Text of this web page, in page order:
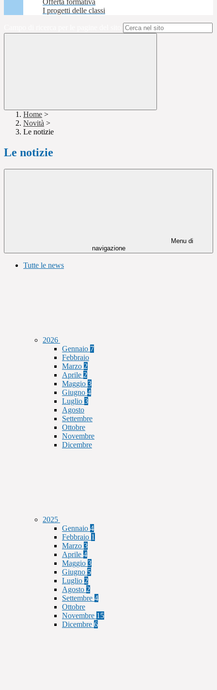
Offerta formativa
I progetti delle classi
Home >
Novità >
Le notizie
Le notizie
Menu di
navigazione
Tutte le news
2026
Gennaio 7
Febbraio
Marzo 2
Aprile 2
Maggio 3
Giugno 4
Luglio 3
Agosto
Settembre
Ottobre
Novembre
Dicembre
2025
Gennaio 4
Febbraio 1
Marzo 3
Aprile 4
Maggio 3
Giugno 5
Luglio 2
Agosto 2
Settembre 4
Ottobre
Novembre 15
Dicembre 6